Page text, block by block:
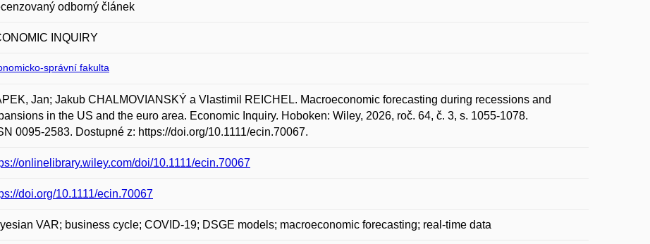
odborný článek
INQUIRY
správní fakulta
Jan; Jakub CHALMOVIANSKÝ a Vlastimil REICHEL. Macroeconomic forecasting during recessions and
in the US and the euro area. Economic Inquiry. Hoboken: Wiley, 2026, roč. 64, č. 3, s. 1055-1078.
0095-2583. Dostupné z: https://doi.org/10.1111/ecin.70067.
onlinelibrary.wiley.com/doi/10.1111/ecin.70067
doi.org/10.1111/ecin.70067
VAR; business cycle; COVID-19; DSGE models; macroeconomic forecasting; real-time data